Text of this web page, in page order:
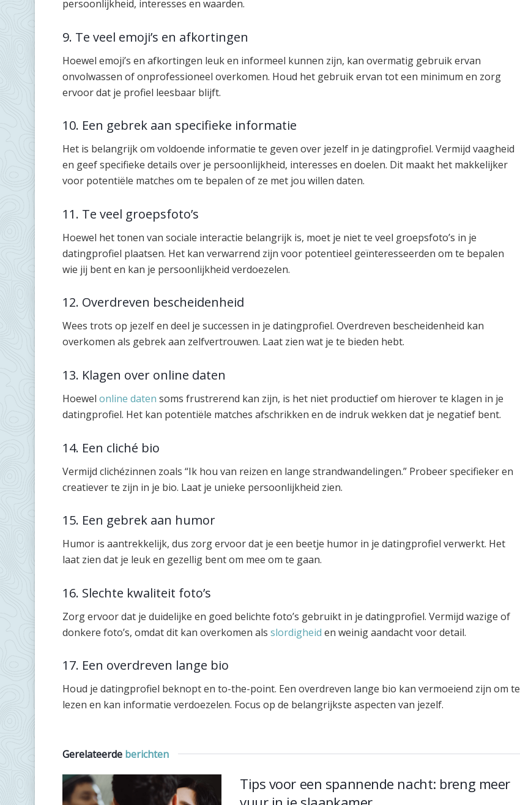
persoonlijkheid, interesses en waarden.
9. Te veel emoji’s en afkortingen
Hoewel emoji’s en afkortingen leuk en informeel kunnen zijn, kan overmatig gebruik ervan
onvolwassen of onprofessioneel overkomen. Houd het gebruik ervan tot een minimum en zorg
ervoor dat je profiel leesbaar blijft.
10. Een gebrek aan specifieke informatie
Het is belangrijk om voldoende informatie te geven over jezelf in je datingprofiel. Vermijd vaagheid
en geef specifieke details over je persoonlijkheid, interesses en doelen. Dit maakt het makkelijker
voor potentiële matches om te bepalen of ze met jou willen daten.
11. Te veel groepsfoto’s
Hoewel het tonen van sociale interactie belangrijk is, moet je niet te veel groepsfoto’s in je
datingprofiel plaatsen. Het kan verwarrend zijn voor potentieel geïnteresseerden om te bepalen
wie jij bent en kan je persoonlijkheid verdoezelen.
12. Overdreven bescheidenheid
Wees trots op jezelf en deel je successen in je datingprofiel. Overdreven bescheidenheid kan
overkomen als gebrek aan zelfvertrouwen. Laat zien wat je te bieden hebt.
13. Klagen over online daten
Hoewel online daten soms frustrerend kan zijn, is het niet productief om hierover te klagen in je
datingprofiel. Het kan potentiële matches afschrikken en de indruk wekken dat je negatief bent.
14. Een cliché bio
Vermijd clichézinnen zoals “Ik hou van reizen en lange strandwandelingen.” Probeer specifieker en
creatiever te zijn in je bio. Laat je unieke persoonlijkheid zien.
15. Een gebrek aan humor
Humor is aantrekkelijk, dus zorg ervoor dat je een beetje humor in je datingprofiel verwerkt. Het
laat zien dat je leuk en gezellig bent om mee om te gaan.
16. Slechte kwaliteit foto’s
Zorg ervoor dat je duidelijke en goed belichte foto’s gebruikt in je datingprofiel. Vermijd wazige of
donkere foto’s, omdat dit kan overkomen als slordigheid en weinig aandacht voor detail.
17. Een overdreven lange bio
Houd je datingprofiel beknopt en to-the-point. Een overdreven lange bio kan vermoeiend zijn om te
lezen en kan informatie verdoezelen. Focus op de belangrijkste aspecten van jezelf.
Gerelateerde berichten
Tips voor een spannende nacht: breng meer